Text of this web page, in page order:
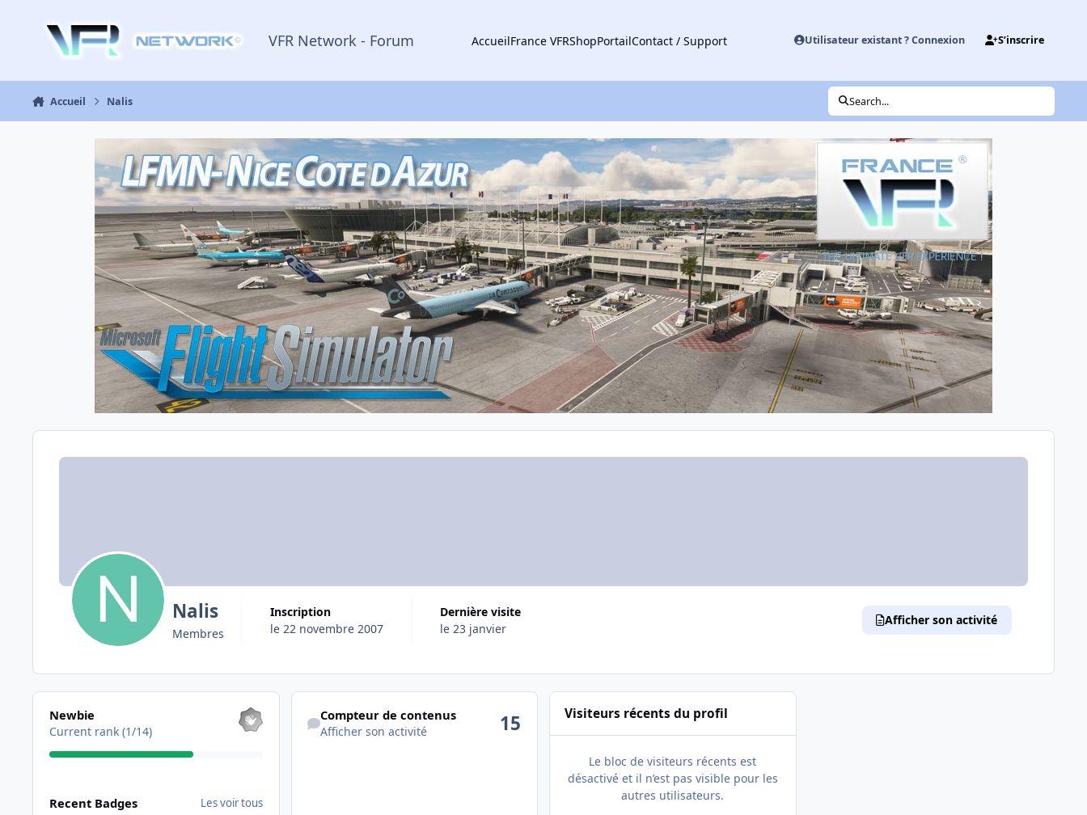
VFR Network - Forum AccueilFrance VFRShopPortailContact / Support Utilisateur existant ? Connexion S’inscrire
Accueil Nalis Search...
Nalis
Membres
Inscription
le 22 novembre 2007
Dernière visite
le 23 janvier
Afficher son activité
Les voir tous
Newbie
Current rank (1/14)
Recent Badges Les voir tous
Afficher son activité
Compteur de contenus
Afficher son activité 15 Visiteurs récents du profil
Le bloc de visiteurs récents est
désactivé et il n’est pas visible pour les
autres utilisateurs.